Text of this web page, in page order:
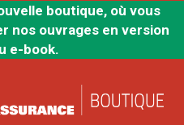
boutique, où vous
nos ouvrages en version
e-book.